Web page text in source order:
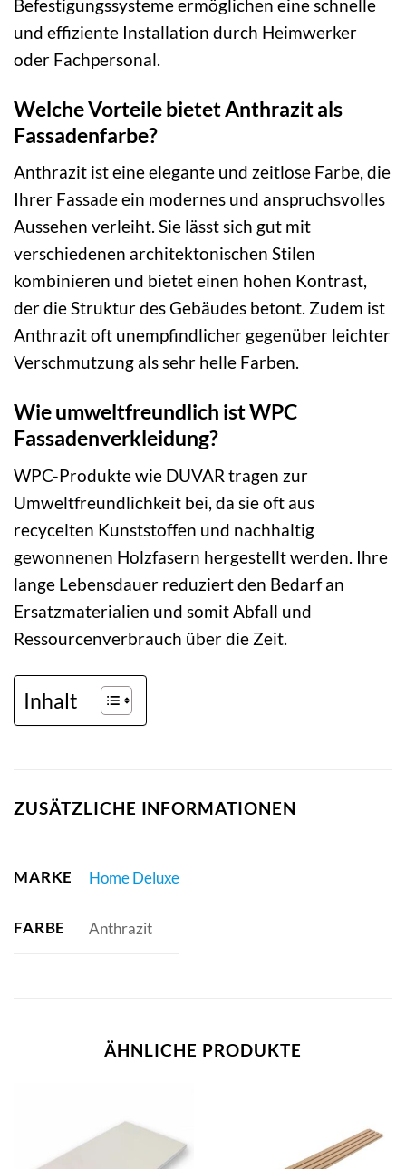
Befestigungssysteme ermöglichen eine schnelle
und effiziente Installation durch Heimwerker
oder Fachpersonal.
Welche Vorteile bietet Anthrazit als
Fassadenfarbe?
Anthrazit ist eine elegante und zeitlose Farbe, die
Ihrer Fassade ein modernes und anspruchsvolles
Aussehen verleiht. Sie lässt sich gut mit
verschiedenen architektonischen Stilen
kombinieren und bietet einen hohen Kontrast,
der die Struktur des Gebäudes betont. Zudem ist
Anthrazit oft unempfindlicher gegenüber leichter
Verschmutzung als sehr helle Farben.
Wie umweltfreundlich ist WPC
Fassadenverkleidung?
WPC-Produkte wie DUVAR tragen zur
Umweltfreundlichkeit bei, da sie oft aus
recycelten Kunststoffen und nachhaltig
gewonnenen Holzfasern hergestellt werden. Ihre
lange Lebensdauer reduziert den Bedarf an
Ersatzmaterialien und somit Abfall und
Ressourcenverbrauch über die Zeit.
Inhalt
ZUSÄTZLICHE INFORMATIONEN
MARKE Home Deluxe
FARBE Anthrazit
ÄHNLICHE PRODUKTE